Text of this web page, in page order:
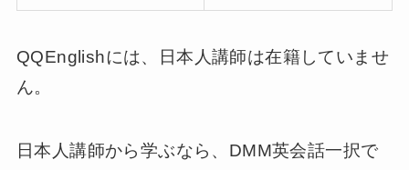
QQEnglishには、日本人講師は在籍していませ
ん。
日本人講師から学ぶなら、DMM英会話一択で